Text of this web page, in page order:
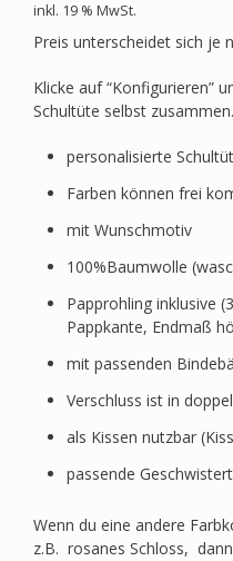
inkl. 19 % MwSt.
Preis unterscheidet sich je
Klicke auf “Konfigurieren”
Schultüte selbst zusammen.
personalisierte
Farben können frei
mit Wunschmotiv
100%Baumwolle
Papprohling inklusive
Pappkante, Endmaß
mit passenden
Verschluss ist in
als Kissen nutzbar
passende
Wenn du eine andere
z.B. rosanes Schloss,